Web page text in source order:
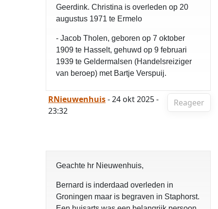
Geerdink. Christina is overleden op 20
augustus 1971 te Ermelo
- Jacob Tholen, geboren op 7 oktober
1909 te Hasselt, gehuwd op 9 februari
1939 te Geldermalsen (Handelsreiziger
van beroep) met Bartje Verspuij.
Reageer
RNieuwenhuis- 24 okt 2025 -
23:32
Geachte hr Nieuwenhuis,
Bernard is inderdaad overleden in
Groningen maar is begraven in Staphorst.